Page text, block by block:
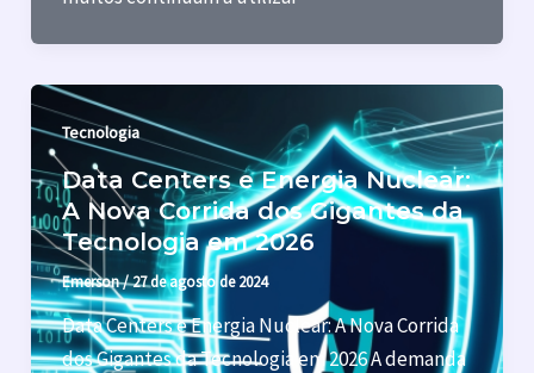
Tecnologia
Data Centers e Energia Nuclear:
A Nova Corrida dos Gigantes da
Tecnologia em 2026
Emerson/27 de agosto de 2024
Data Centers e Energia Nuclear: A Nova Corrida
dos Gigantes da Tecnologia em 2026 A demanda